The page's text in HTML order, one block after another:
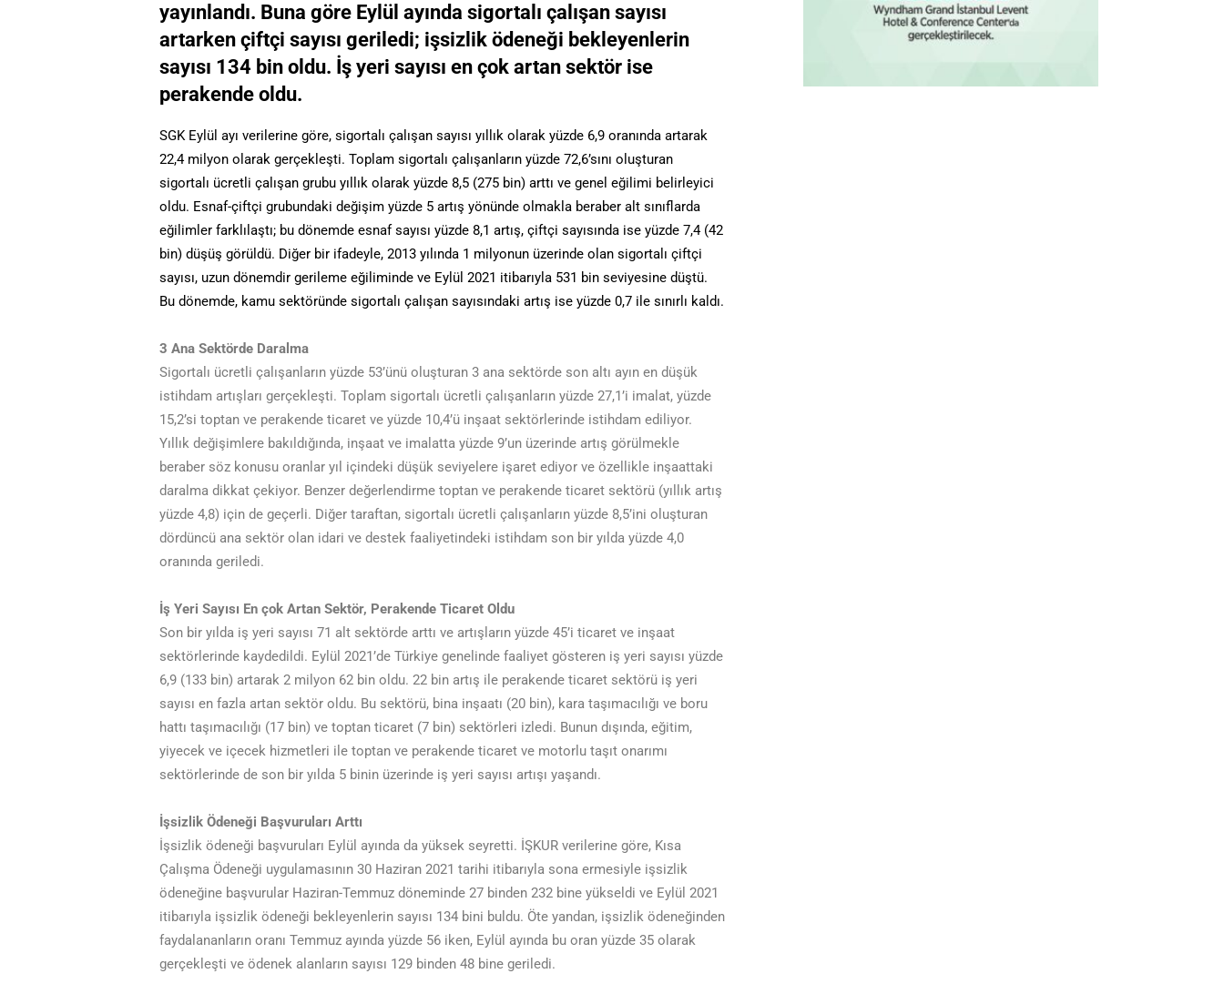
yayınlandı. Buna göre Eylül ayında sigortalı çalışan sayısı
artarken çiftçi sayısı geriledi; işsizlik ödeneği bekleyenlerin
sayısı 134 bin oldu. İş yeri sayısı en çok artan sektör ise
perakende oldu.
SGK Eylül ayı verilerine göre, sigortalı çalışan sayısı yıllık olarak yüzde 6,9 oranında artarak
22,4 milyon olarak gerçekleşti. Toplam sigortalı çalışanların yüzde 72,6’sını oluşturan
sigortalı ücretli çalışan grubu yıllık olarak yüzde 8,5 (275 bin) arttı ve genel eğilimi belirleyici
oldu. Esnaf-çiftçi grubundaki değişim yüzde 5 artış yönünde olmakla beraber alt sınıflarda
eğilimler farklılaştı; bu dönemde esnaf sayısı yüzde 8,1 artış, çiftçi sayısında ise yüzde 7,4 (42
bin) düşüş görüldü. Diğer bir ifadeyle, 2013 yılında 1 milyonun üzerinde olan sigortalı çiftçi
sayısı, uzun dönemdir gerileme eğiliminde ve Eylül 2021 itibarıyla 531 bin seviyesine düştü.
Bu dönemde, kamu sektöründe sigortalı çalışan sayısındaki artış ise yüzde 0,7 ile sınırlı kaldı.
3 Ana Sektörde Daralma
Sigortalı ücretli çalışanların yüzde 53’ünü oluşturan 3 ana sektörde son altı ayın en düşük
istihdam artışları gerçekleşti. Toplam sigortalı ücretli çalışanların yüzde 27,1’i imalat, yüzde
15,2’si toptan ve perakende ticaret ve yüzde 10,4’ü inşaat sektörlerinde istihdam ediliyor.
Yıllık değişimlere bakıldığında, inşaat ve imalatta yüzde 9’un üzerinde artış görülmekle
beraber söz konusu oranlar yıl içindeki düşük seviyelere işaret ediyor ve özellikle inşaattaki
daralma dikkat çekiyor. Benzer değerlendirme toptan ve perakende ticaret sektörü (yıllık artış
yüzde 4,8) için de geçerli. Diğer taraftan, sigortalı ücretli çalışanların yüzde 8,5’ini oluşturan
dördüncü ana sektör olan idari ve destek faaliyetindeki istihdam son bir yılda yüzde 4,0
oranında geriledi.
İş Yeri Sayısı En çok Artan Sektör, Perakende Ticaret Oldu
Son bir yılda iş yeri sayısı 71 alt sektörde arttı ve artışların yüzde 45’i ticaret ve inşaat
sektörlerinde kaydedildi. Eylül 2021’de Türkiye genelinde faaliyet gösteren iş yeri sayısı yüzde
6,9 (133 bin) artarak 2 milyon 62 bin oldu. 22 bin artış ile perakende ticaret sektörü iş yeri
sayısı en fazla artan sektör oldu. Bu sektörü, bina inşaatı (20 bin), kara taşımacılığı ve boru
hattı taşımacılığı (17 bin) ve toptan ticaret (7 bin) sektörleri izledi. Bunun dışında, eğitim,
yiyecek ve içecek hizmetleri ile toptan ve perakende ticaret ve motorlu taşıt onarımı
sektörlerinde de son bir yılda 5 binin üzerinde iş yeri sayısı artışı yaşandı.
İşsizlik Ödeneği Başvuruları Arttı
İşsizlik ödeneği başvuruları Eylül ayında da yüksek seyretti. İŞKUR verilerine göre, Kısa
Çalışma Ödeneği uygulamasının 30 Haziran 2021 tarihi itibarıyla sona ermesiyle işsizlik
ödeneğine başvurular Haziran-Temmuz döneminde 27 binden 232 bine yükseldi ve Eylül 2021
itibarıyla işsizlik ödeneği bekleyenlerin sayısı 134 bini buldu. Öte yandan, işsizlik ödeneğinden
faydalananların oranı Temmuz ayında yüzde 56 iken, Eylül ayında bu oran yüzde 35 olarak
gerçekleşti ve ödenek alanların sayısı 129 binden 48 bine geriledi.